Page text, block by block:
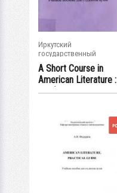
Иркутский
государственный
университет
А Short Course in
American Literature :
учеб....